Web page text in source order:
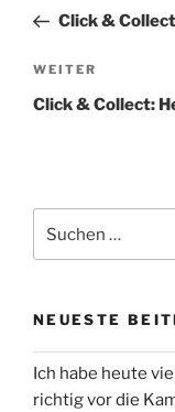
Beitrag
Click &
Nächster
Beitrag
WEITER
Click & Collect:
nach:
NEUESTE
Ich habe heute
richtig vor die